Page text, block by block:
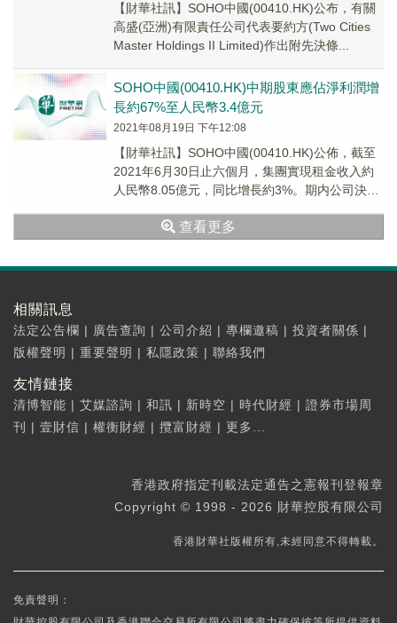
【財華社訊】SOHO中國(00410.HK)公布，有關
高盛(亞洲)有限責任公司代表要約方(Two Cities
Master Holdings II Limited)作出附先決條...
SOHO中國(00410.HK)中期股東應佔淨利潤增
長約67%至人民幣3.4億元
2021年08月19日 下午12:08
【財華社訊】SOHO中國(00410.HK)公佈，截至
2021年6月30日止六個月，集團實現租金收入約
人民幣8.05億元，同比增長約3%。期内公司決定
查看更多
相關訊息
法定公告欄 | 廣告查詢 | 公司介紹 | 專欄邀稿 | 投資者關係 |
版權聲明 | 重要聲明 | 私隱政策 | 聯絡我們
友情鏈接
清博智能 | 艾媒諮詢 | 和訊 | 新時空 | 時代財經 | 證券市場周
刊
| 壹財信 | 權衡財經 | 攬富財經 | 更多...
香港政府指定刊載法定通告之憲報刊登報章
Copyright © 1998 - 2026 財華控股有限公司
香港財華社版權所有,未經同意不得轉載。
免責聲明：